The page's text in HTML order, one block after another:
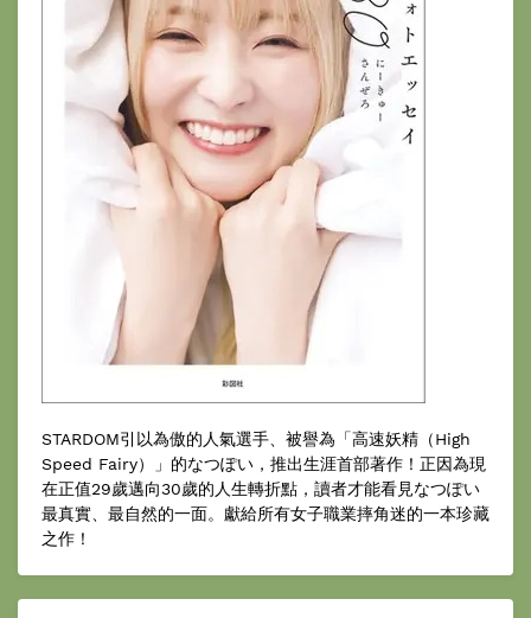
STARDOM引以為傲的人氣選手、被譽為「高速妖精（High
Speed Fairy）」的なつぽい，推出生涯首部著作！正因為現
在正值29歲邁向30歲的人生轉折點，讀者才能看見なつぽい
最真實、最自然的一面。獻給所有女子職業摔角迷的一本珍藏
之作！